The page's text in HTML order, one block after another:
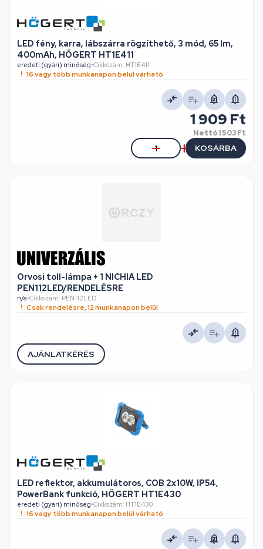
LED fény, karra, lábszárra rögzíthető, 3 mód, 65 lm,
400mAh, HÖGERT HT1E411
eredeti (gyári) minőség•Cikkszám: HT1E411
16 vagy több munkanapon belül várható
1 909 Ft
Nettó1 503 Ft
KOSÁRBA
Orvosi toll-lámpa + 1 NICHIA LED
PEN112LED/RENDELÉSRE
n/a•Cikkszám: PEN112LED
Csak rendelésre, 12 munkanapon belül
AJÁNLATKÉRÉS
LED reflektor, akkumulátoros, COB 2x10W, IP54,
PowerBank funkció, HÖGERT HT1E430
eredeti (gyári) minőség•Cikkszám: HT1E430
16 vagy több munkanapon belül várható